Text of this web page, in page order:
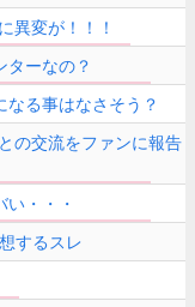
異変が！！！
ターなの？
なる事はなさそう？
の交流をファンに報告
・・・
するスレ